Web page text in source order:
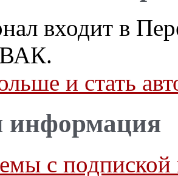
входит в
ВАК.
и стать
информация
с